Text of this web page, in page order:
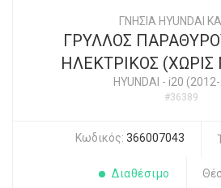
ΓΝΗΣΙΑ HYUNDAI
ΓΡΥΛΛΟΣ
ΗΛΕΚΤΡΙΚΟΣ
HYUNDAI - i20
#36389
Κωδικός: 366007043
Διαθέσιμο